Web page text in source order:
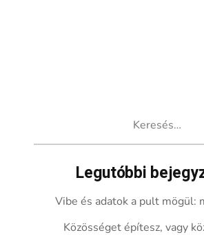
Legutóbbi
Vibe és adatok a pult mögül:
Közösséget építesz, vagy